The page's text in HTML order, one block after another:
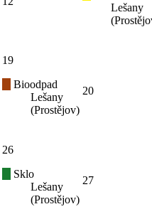
Lešany
19
Bioodpad
Lešany
(Prostějov)
20
26
Sklo
Lešany
(Prostějov)
27